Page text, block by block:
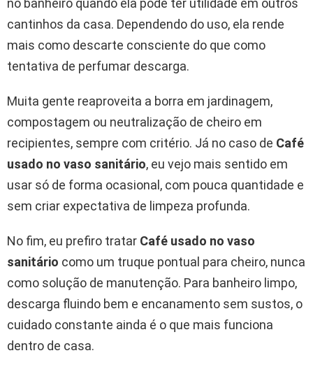
no banheiro quando ela pode ter utilidade em outros
cantinhos da casa. Dependendo do uso, ela rende
mais como descarte consciente do que como
tentativa de perfumar descarga.
Muita gente reaproveita a borra em jardinagem,
compostagem ou neutralização de cheiro em
recipientes, sempre com critério. Já no caso de Café
usado no vaso sanitário, eu vejo mais sentido em
usar só de forma ocasional, com pouca quantidade e
sem criar expectativa de limpeza profunda.
No fim, eu prefiro tratar Café usado no vaso
sanitário como um truque pontual para cheiro, nunca
como solução de manutenção. Para banheiro limpo,
descarga fluindo bem e encanamento sem sustos, o
cuidado constante ainda é o que mais funciona
dentro de casa.